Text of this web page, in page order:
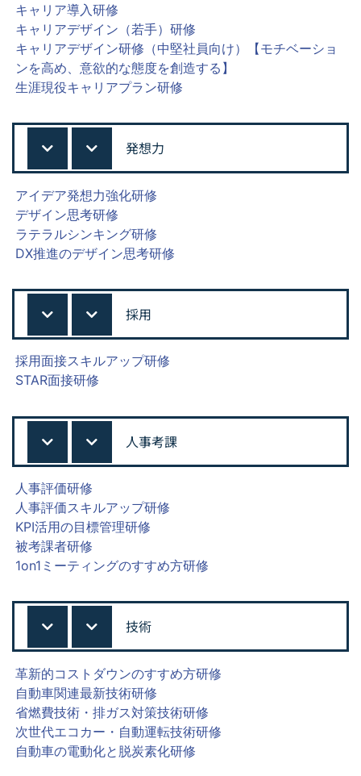
キャリア導入研修
キャリアデザイン（若手）研修
キャリアデザイン研修（中堅社員向け）【モチベーショ
ンを高め、意欲的な態度を創造する】
生涯現役キャリアプラン研修
発想力
アイデア発想力強化研修
デザイン思考研修
ラテラルシンキング研修
DX推進のデザイン思考研修
採用
採用面接スキルアップ研修
STAR面接研修
人事考課
人事評価研修
人事評価スキルアップ研修
KPI活用の目標管理研修
被考課者研修
1on1ミーティングのすすめ方研修
技術
革新的コストダウンのすすめ方研修
自動車関連最新技術研修
省燃費技術・排ガス対策技術研修
次世代エコカー・自動運転技術研修
自動車の電動化と脱炭素化研修